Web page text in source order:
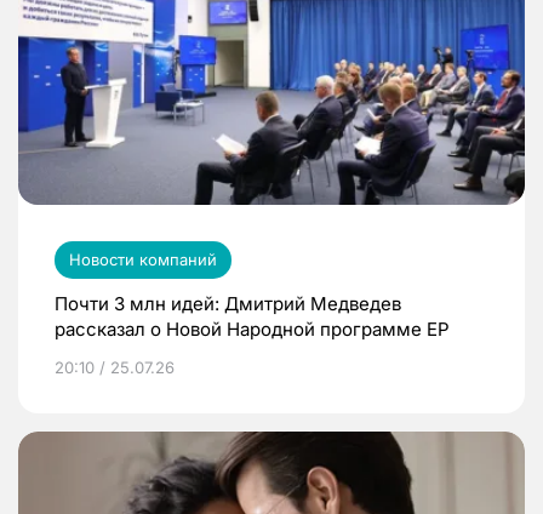
Новости компаний
Почти 3 млн идей: Дмитрий Медведев
рассказал о Новой Народной программе ЕР
20:10 / 25.07.26